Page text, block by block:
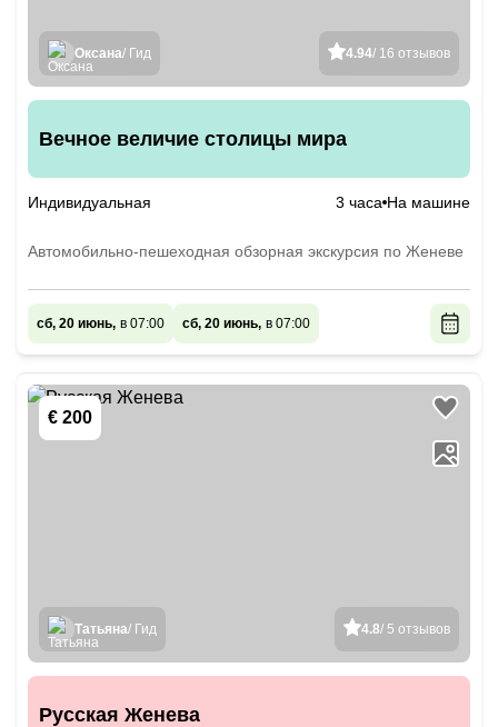
4.94/ 16 отзывов
Оксана/ Гид
Вечное величие столицы мира
Индивидуальная 3 часа На машине
Автомобильно-пешеходная обзорная экскурсия по Женеве
сб, 20 июнь, в 07:00 сб, 20 июнь, в 07:00
€ 200
4.8/ 5 отзывов
Татьяна/ Гид
Русская Женева